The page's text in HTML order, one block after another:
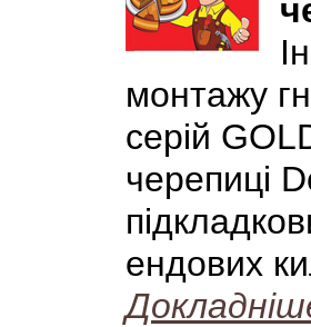
монтажу
серій
черепиці
ендових